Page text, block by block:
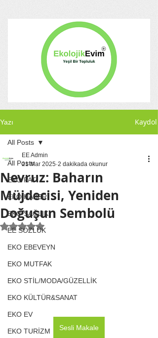
Yazı Kaydol
All Posts
EKO PATİ
EKO HABER
EKO SAĞLIK
EE SÖZLÜK
EKO EBEVEYN
EKO MUTFAK
EKO STİL/MODA/GÜZELLİK
EKO KÜLTÜR&SANAT
EKO EV
EKO TURİZM
All Posts
Nevruz: Baharın
Müjdecisi, Yeniden
Doğuşun Sembolü
EE Admin
21 Mar 2025 2 dakikada okunur
5 üzerinden NaN yıldız
Sesli Makale